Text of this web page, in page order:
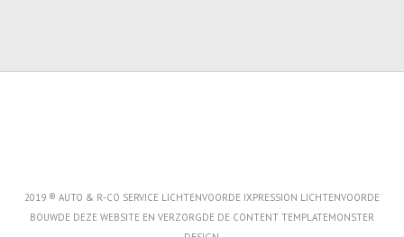
2019 ® AUTO & R-CO SERVICE LICHTENVOORDE IXPRESSION LICHTENVOORDE
BOUWDE DEZE WEBSITE EN VERZORGDE DE CONTENT TEMPLATEMONSTER